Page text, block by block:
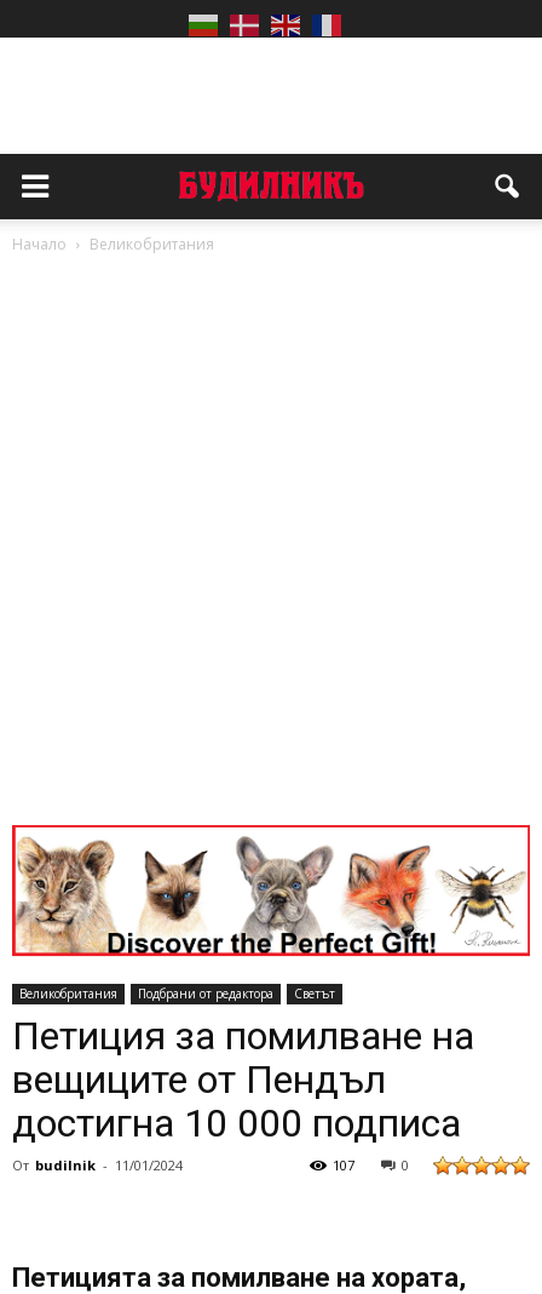
Начало Великобритания
Великобритания Подбрани от редактора Светът
Петиция за помилване на
вещиците от Пендъл
достигна 10 000 подписа
От budilnik - 11/01/2024 0
107
Петицията за помилване на хората,